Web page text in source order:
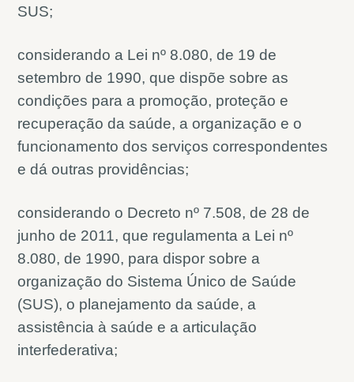
SUS;
considerando a Lei nº 8.080, de 19 de
setembro de 1990, que dispõe sobre as
condições para a promoção, proteção e
recuperação da saúde, a organização e o
funcionamento dos serviços correspondentes
e dá outras providências;
considerando o Decreto nº 7.508, de 28 de
junho de 2011, que regulamenta a Lei nº
8.080, de 1990, para dispor sobre a
organização do Sistema Único de Saúde
(SUS), o planejamento da saúde, a
assistência à saúde e a articulação
interfederativa;